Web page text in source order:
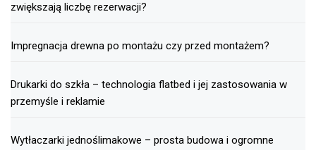
zwiększają liczbę rezerwacji?
Impregnacja drewna po montażu czy przed montażem?
Drukarki do szkła – technologia flatbed i jej zastosowania w
przemyśle i reklamie
Wytłaczarki jednoślimakowe – prosta budowa i ogromne